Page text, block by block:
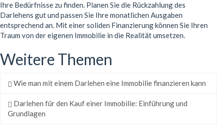
Ihre Bedürfnisse zu finden. Planen Sie die Rückzahlung des
Darlehens gut und passen Sie Ihre monatlichen Ausgaben
entsprechend an. Mit einer soliden Finanzierung können Sie Ihren
Traum von der eigenen Immobilie in die Realität umsetzen.
Weitere Themen
Wie man mit einem Darlehen eine Immobilie finanzieren kann
Darlehen für den Kauf einer Immobilie: Einführung und
Grundlagen